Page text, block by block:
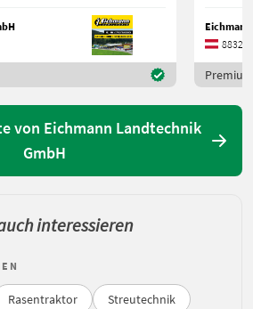
8832
von Eichmann Landtechnik
GmbH
interessieren
Rasentraktor
Streutechnik